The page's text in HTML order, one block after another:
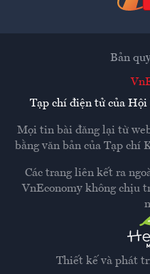
Thiết kế và phát
Bản
Tạp chí điện tử của
Mọi tin bài đăng lại từ
bằng văn bản của Tạp chí
Các trang liên kết ra
VnEconomy không chịu